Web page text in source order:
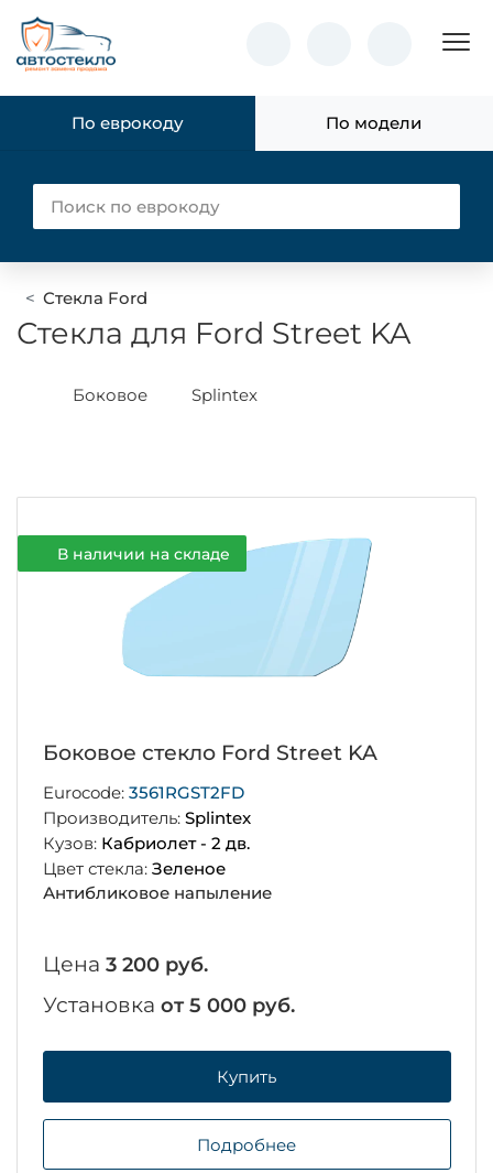
По еврокоду По модели
Стекла Ford
Стекла для Ford Street KA
Боковое Splintex
В наличии на складе
Боковое стекло Ford Street KA
Eurocode: 3561RGST2FD
Производитель: Splintex
Кузов: Кабриолет - 2 дв.
Цвет стекла: Зеленое
Антибликовое напыление
Цена 3 200 руб.
Установка от 5 000 руб.
Купить
Подробнее